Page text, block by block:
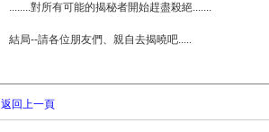
........對所有可能的揭秘者開始趕盡殺絕.......
結局--請各位朋友們、親自去揭曉吧.....
返回上一頁